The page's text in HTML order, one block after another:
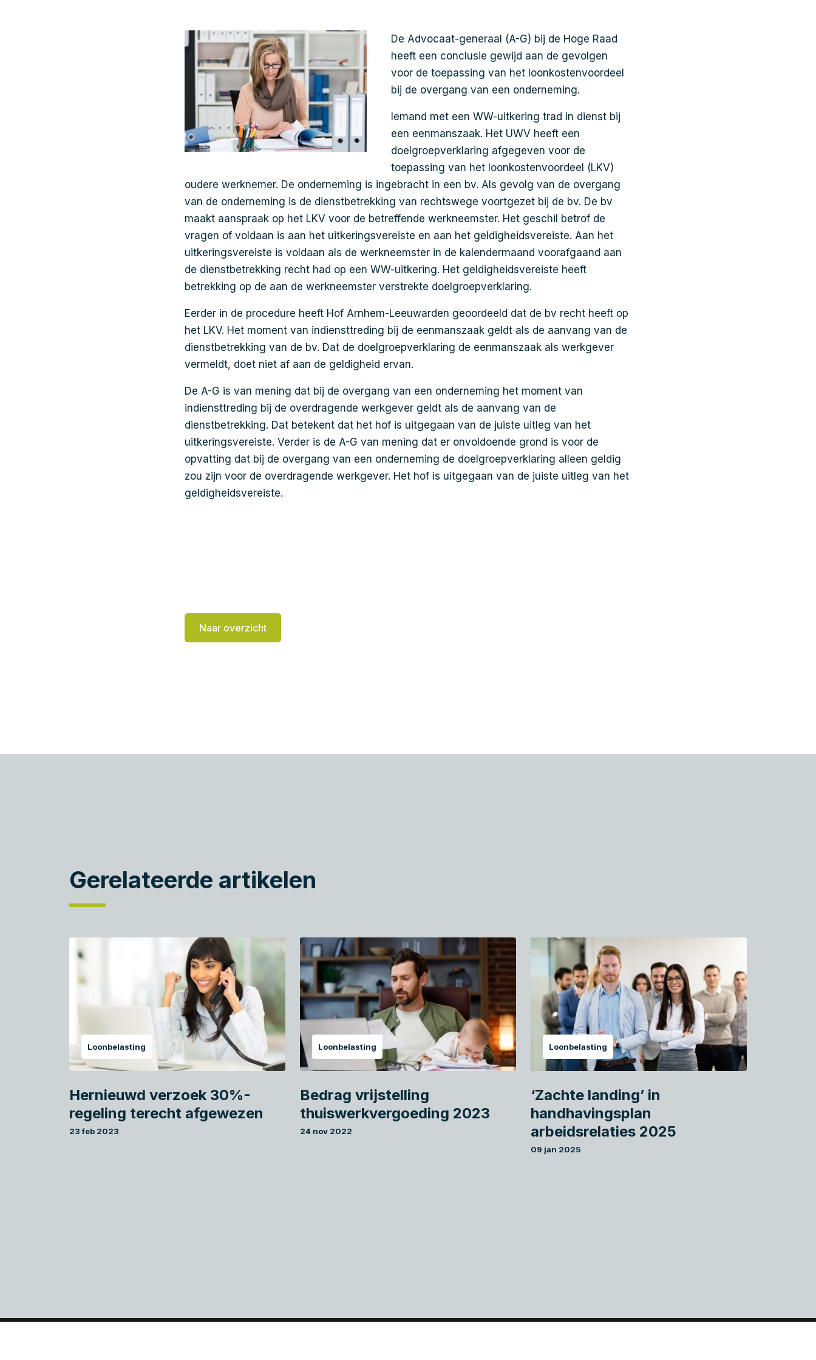
De Advocaat-generaal (A-G) bij de Hoge Raad
heeft een conclusie gewijd aan de gevolgen
voor de toepassing van het loonkostenvoordeel
bij de overgang van een onderneming.
Iemand met een WW-uitkering trad in dienst bij
een eenmanszaak. Het UWV heeft een
doelgroepverklaring afgegeven voor de
toepassing van het loonkostenvoordeel (LKV)
oudere werknemer. De onderneming is ingebracht in een bv. Als gevolg van de overgang
van de onderneming is de dienstbetrekking van rechtswege voortgezet bij de bv. De bv
maakt aanspraak op het LKV voor de betreffende werkneemster. Het geschil betrof de
vragen of voldaan is aan het uitkeringsvereiste en aan het geldigheidsvereiste. Aan het
uitkeringsvereiste is voldaan als de werkneemster in de kalendermaand voorafgaand aan
de dienstbetrekking recht had op een WW-uitkering. Het geldigheidsvereiste heeft
betrekking op de aan de werkneemster verstrekte doelgroepverklaring.
Eerder in de procedure heeft Hof Arnhem-Leeuwarden geoordeeld dat de bv recht heeft op
het LKV. Het moment van indiensttreding bij de eenmanszaak geldt als de aanvang van de
dienstbetrekking van de bv. Dat de doelgroepverklaring de eenmanszaak als werkgever
vermeldt, doet niet af aan de geldigheid ervan.
De A-G is van mening dat bij de overgang van een onderneming het moment van
indiensttreding bij de overdragende werkgever geldt als de aanvang van de
dienstbetrekking. Dat betekent dat het hof is uitgegaan van de juiste uitleg van het
uitkeringsvereiste. Verder is de A-G van mening dat er onvoldoende grond is voor de
opvatting dat bij de overgang van een onderneming de doelgroepverklaring alleen geldig
zou zijn voor de overdragende werkgever. Het hof is uitgegaan van de juiste uitleg van het
geldigheidsvereiste.
Naar overzicht
Gerelateerde artikelen
Loonbelasting
Hernieuwd verzoek 30%-
regeling terecht afgewezen
23 feb 2023
Loonbelasting
Bedrag vrijstelling
thuiswerkvergoeding 2023
24 nov 2022
Loonbelasting
‘Zachte landing’ in
handhavingsplan
arbeidsrelaties 2025
09 jan 2025